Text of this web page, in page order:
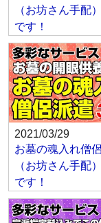
（お坊さん手配
です！
2021/03/29
お墓の魂入れ僧
（お坊さん手配
です！